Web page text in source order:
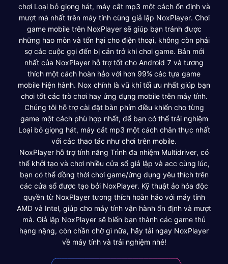
chơi Loại bỏ giọng hát, máy cắt mp3 một cách ổn định và
mượt mà nhất trên máy tính cùng giả lập NoxPlayer. Chơi
game mobile trên NoxPlayer sẽ giúp bạn tránh được
những hao mòn và tổn hại cho điện thoại, không còn phải
sợ các cuộc gọi đến bị cản trở khi chơi game. Bản mới
nhất của NoxPlayer hỗ trợ tốt cho Android 7 và tương
thích một cách hoàn hảo với hơn 99% các tựa game
mobile hiện hành. Nox chính là vũ khí tối ưu nhất giúp bạn
chơi tốt các trò chơi hay ứng dụng mobile trên máy tính.
Chúng tôi hỗ trợ cài đặt bàn phím điều khiển cho từng
game một cách phù hợp nhất, để bạn có thể trải nghiệm
Loại bỏ giọng hát, máy cắt mp3 một cách chân thực nhất
với các thao tác như chơi trên mobile.
NoxPlayer hỗ trợ tính năng Trình đa nhiệm Multidriver, có
thể khởi tạo và chơi nhiều cửa sổ giả lập và acc cùng lúc,
bạn có thể đồng thời chơi game/ứng dụng yêu thích trên
các cửa sổ được tạo bởi NoxPlayer. Kỹ thuật ảo hóa độc
quyền từ NoxPlayer tương thích hoàn hảo với máy tính
AMD và Intel, giúp cho máy tính vận hành ổn định và mượt
mà. Giả lập NoxPlayer sẽ biến bạn thành các game thủ
hạng nặng, còn chần chờ gì nữa, hãy tải ngay NoxPlayer
về máy tính và trải nghiệm nhé!